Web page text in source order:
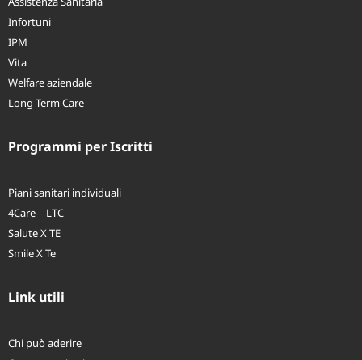
Assistenza Sanitaria
Infortuni
IPM
Vita
Welfare aziendale
Piani sanitari individuali
4Care – LTC
Salute X TE